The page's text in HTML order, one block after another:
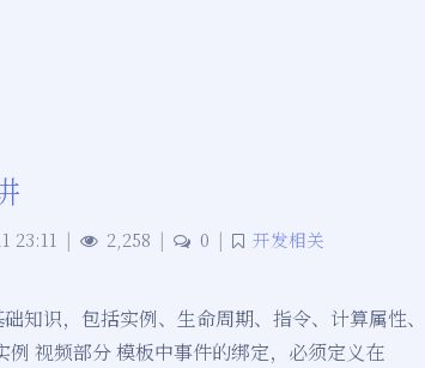
23:11 | 2,258 | 0 |
开发相关
知识，包括实例、生命周期、指令、计算属性、
视频部分 模板中事件的绑定，必须定义在